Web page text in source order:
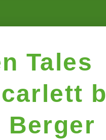
Tales
Berger